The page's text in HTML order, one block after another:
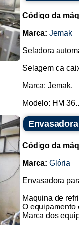
Código da
Marca: Jemak
Seladora
Selagem da
Marca: Jemak.
Modelo: HM
Código da
Marca: Glória
Envasadora
Maquina de
O equipamento
Marca dos